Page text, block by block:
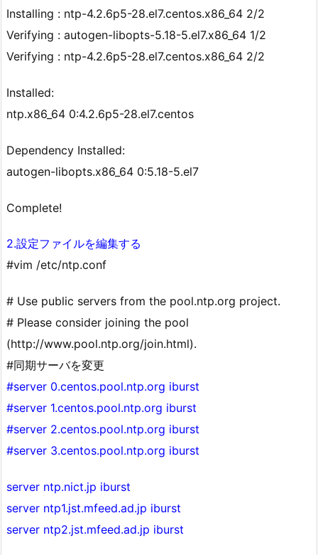
Installing : ntp-4.2.6p5-28.el7.centos.x86_64 2/2
Verifying : autogen-libopts-5.18-5.el7.x86_64 1/2
Verifying : ntp-4.2.6p5-28.el7.centos.x86_64 2/2
Installed:
ntp.x86_64 0:4.2.6p5-28.el7.centos
Dependency Installed:
autogen-libopts.x86_64 0:5.18-5.el7
Complete!
2.設定ファイルを編集する
#vim /etc/ntp.conf
# Use public servers from the pool.ntp.org project.
# Please consider joining the pool
(http://www.pool.ntp.org/join.html).
#同期サーバを変更
#server 0.centos.pool.ntp.org iburst
#server 1.centos.pool.ntp.org iburst
#server 2.centos.pool.ntp.org iburst
#server 3.centos.pool.ntp.org iburst
server ntp.nict.jp iburst
server ntp1.jst.mfeed.ad.jp iburst
server ntp2.jst.mfeed.ad.jp iburst